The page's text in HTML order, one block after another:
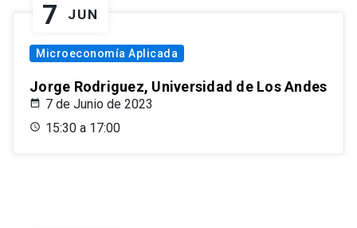
7 JUN
Microeconomía Aplicada
Jorge Rodriguez, Universidad de Los Andes
7 de Junio de 2023
15:30 a 17:00